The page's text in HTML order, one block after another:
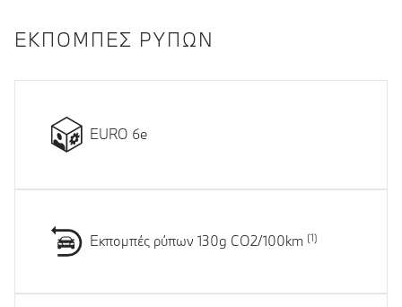
ΕΚΠΟΜΠΈΣ ΡΎΠΩΝ
EURO 6e
Εκπομπές ρύπων 130g CO2/100km